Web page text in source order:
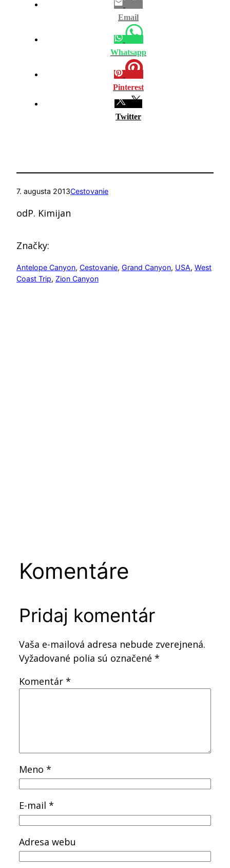
Email
Whatsapp
Pinterest
Twitter
7. augusta 2013Cestovanie
odP. Kimijan
Značky:
Antelope Canyon, Cestovanie, Grand Canyon, USA, West
Coast Trip, Zion Canyon
Komentáre
Pridaj komentár
Vaša e-mailová adresa nebude zverejnená.
Vyžadované polia sú označené *
Komentár *
Meno *
E-mail *
Adresa webu